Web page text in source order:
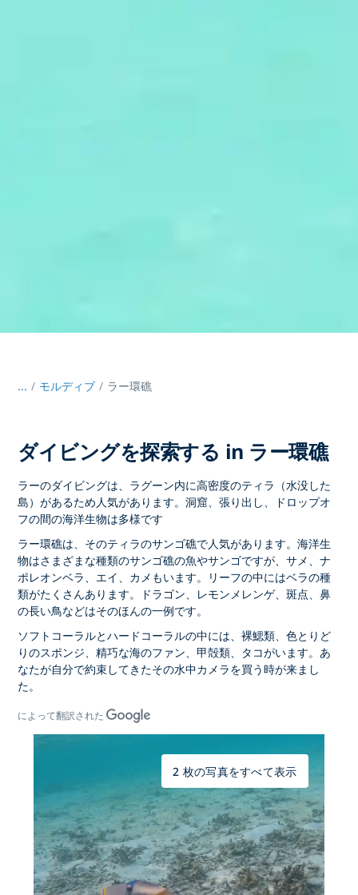
... / モルディブ ラー環礁
ダイビングを探索する in ラー環礁
ラーのダイビングは、ラグーン内に高密度のティラ（水没した
島）があるため人気があります。洞窟、張り出し、ドロップオ
フの間の海洋生物は多様です
ラー環礁は、そのティラのサンゴ礁で人気があります。海洋生
物はさまざまな種類のサンゴ礁の魚やサンゴですが、サメ、ナ
ポレオンベラ、エイ、カメもいます。リーフの中にはベラの種
類がたくさんあります。ドラゴン、レモンメレンゲ、斑点、鼻
の長い鳥などはそのほんの一例です。
ソフトコーラルとハードコーラルの中には、裸鰓類、色とりど
りのスポンジ、精巧な海のファン、甲殻類、タコがいます。あ
なたが自分で約束してきたその水中カメラを買う時が来まし
た。
によって翻訳された
2 枚の写真をすべて表示